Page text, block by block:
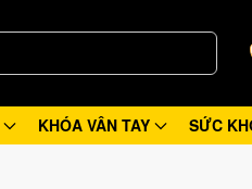
KHÓA VÂN TAY SỨC